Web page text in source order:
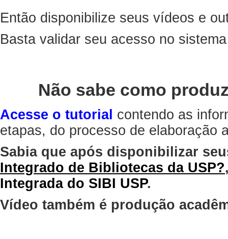
Então disponibilize seus vídeos e
Basta validar seu acesso no
Não sabe como
Acesse o tutorial contendo as
etapas, do processo de elaboração
Sabia que após disponibilizar
Integrado de Bibliotecas da USP?
Integrada do SIBI USP.
Vídeo também é produção